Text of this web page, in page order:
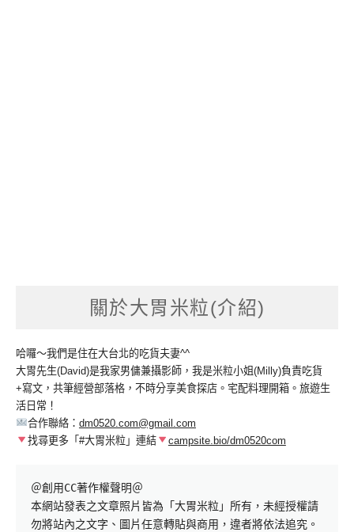
關於大胃米粒(介紹)
哈囉～我們是住在大台北的吃貨夫妻^^
大胃先生(David)是我家男傭兼攝影師，我是米粒小姐(Milly)負責吃貨
+寫文，共筆經營部落格，不時分享美食探店。宅配料理開箱。旅遊生
活日常！
合作聯絡： dm0520.com@gmail.com
找尋更多「#大胃米粒」連結
campsite.bio/dm0520com
＠創用CC著作權聲明＠
本網站發表之文章照片皆為「大胃米粒」所有，未經授權請
勿將站內之文字、圖片任意轉貼與商用，違者將依法追究。